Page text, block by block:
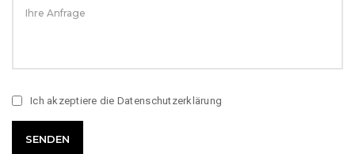
Ich akzeptiere die Datenschutzerklärung